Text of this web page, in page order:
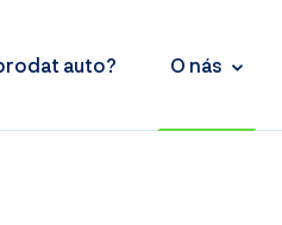
auto? O nás